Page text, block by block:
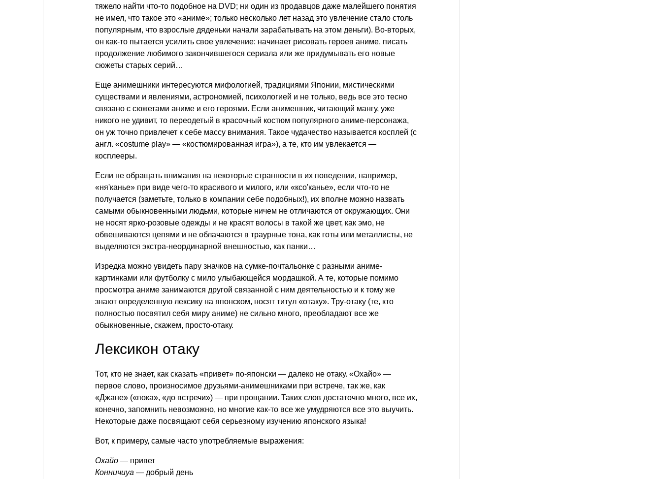
тяжело найти что-то подобное на DVD; ни один из продавцов даже малейшего понятия
не имел, что такое это «аниме»; только несколько лет назад это увлечение стало столь
популярным, что взрослые дяденьки начали зарабатывать на этом деньги). Во-вторых,
он как-то пытается усилить свое увлечение: начинает рисовать героев аниме, писать
продолжение любимого закончившегося сериала или же придумывать его новые
сюжеты старых серий…
Еще анимешники интересуются мифологией, традициями Японии, мистическими
существами и явлениями, астрономией, психологией и не только, ведь все это тесно
связано с сюжетами аниме и его героями. Если анимешник, читающий мангу, уже
никого не удивит, то переодетый в красочный костюм популярного аниме-персонажа,
он уж точно привлечет к себе массу внимания. Такое чудачество называется косплей (с
англ. «costume play» — «костюмированная игра»), а те, кто им увлекается —
косплееры.
Если не обращать внимания на некоторые странности в их поведении, например,
«ня'канье» при виде чего-то красивого и милого, или «ксо'канье», если что-то не
получается (заметьте, только в компании себе подобных!), их вполне можно назвать
самыми обыкновенными людьми, которые ничем не отличаются от окружающих. Они
не носят ярко-розовые одежды и не красят волосы в такой же цвет, как эмо, не
обвешиваются цепями и не облачаются в траурные тона, как готы или металлисты, не
выделяются экстра-неординарной внешностью, как панки…
Изредка можно увидеть пару значков на сумке-почтальонке с разными аниме-
картинками или футболку с мило улыбающейся мордашкой. А те, которые помимо
просмотра аниме занимаются другой связанной с ним деятельностью и к тому же
знают определенную лексику на японском, носят титул «отаку». Тру-отаку (те, кто
полностью посвятил себя миру аниме) не сильно много, преобладают все же
обыкновенные, скажем, просто-отаку.
Лексикон отаку
Тот, кто не знает, как сказать «привет» по-японски — далеко не отаку. «Охайо» —
первое слово, произносимое друзьями-анимешниками при встрече, так же, как
«Джане» («пока», «до встречи») — при прощании. Таких слов достаточно много, все их,
конечно, запомнить невозможно, но многие как-то все же умудряются все это выучить.
Некоторые даже посвящают себя серьезному изучению японского языка!
Вот, к примеру, самые часто употребляемые выражения:
Охайо — привет
Конничиуа — добрый день